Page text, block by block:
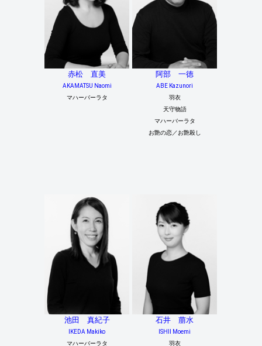
赤松 直美
AKAMATSU Naomi
マハーバーラタ
阿部 一徳
ABE Kazunori
羽衣
天守物語
マハーバーラタ
お艶の恋／お艶殺し
池田 真紀子
IKEDA Makiko
マハーバーラタ
石井 萠水
ISHII Moemi
羽衣